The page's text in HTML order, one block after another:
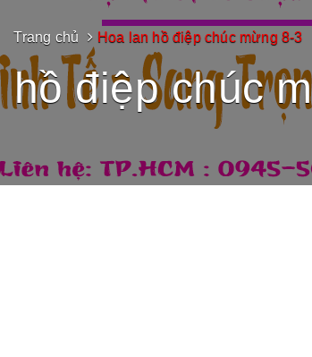
Trang chủ Hoa lan hồ điệp chúc mừng 8-3
hồ điệp chúc